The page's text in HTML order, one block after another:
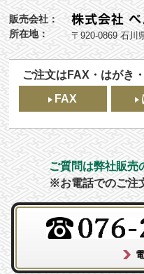
販売会社：
所在地：
〒920-0869 石川
ご注文はFAX・はがき
FAX
ご質問は弊社販売
※お電話でのご注